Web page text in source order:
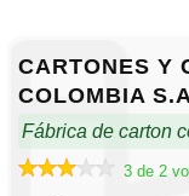
CARTONES Y
COLOMBIA
Fábrica de carton
3 de 2